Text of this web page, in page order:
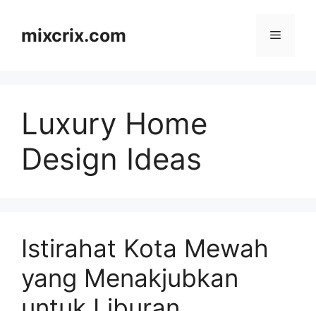
contentmixcrix.com Menu
Luxury Home
Design Ideas
Istirahat Kota Mewah
yang Menakjubkan